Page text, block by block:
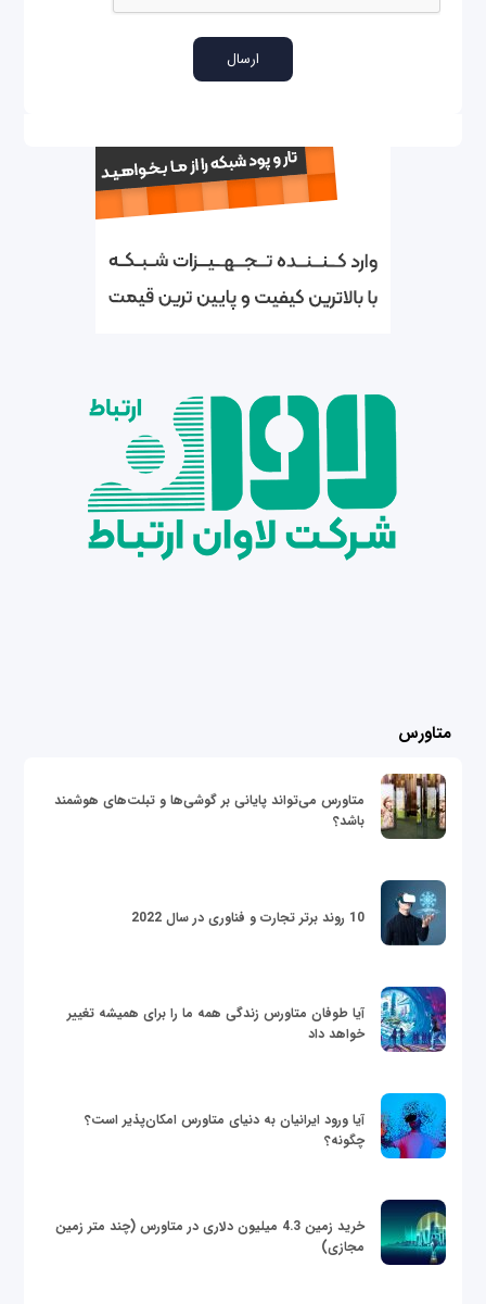
متاورس
متاورس می‌تواند پایانی بر گوشی‌ها و تبلت‌های هوشمند
باشد؟
10 روند برتر تجارت و فناوری در سال 2022
آیا طوفان متاورس زندگی همه ما را برای همیشه تغییر
خواهد داد
آیا ورود ایرانیان به دنیای متاورس امکان‌پذیر است؟
چگونه؟
خرید زمین 4.3 میلیون دلاری در متاورس (چند متر زمین
مجازی)